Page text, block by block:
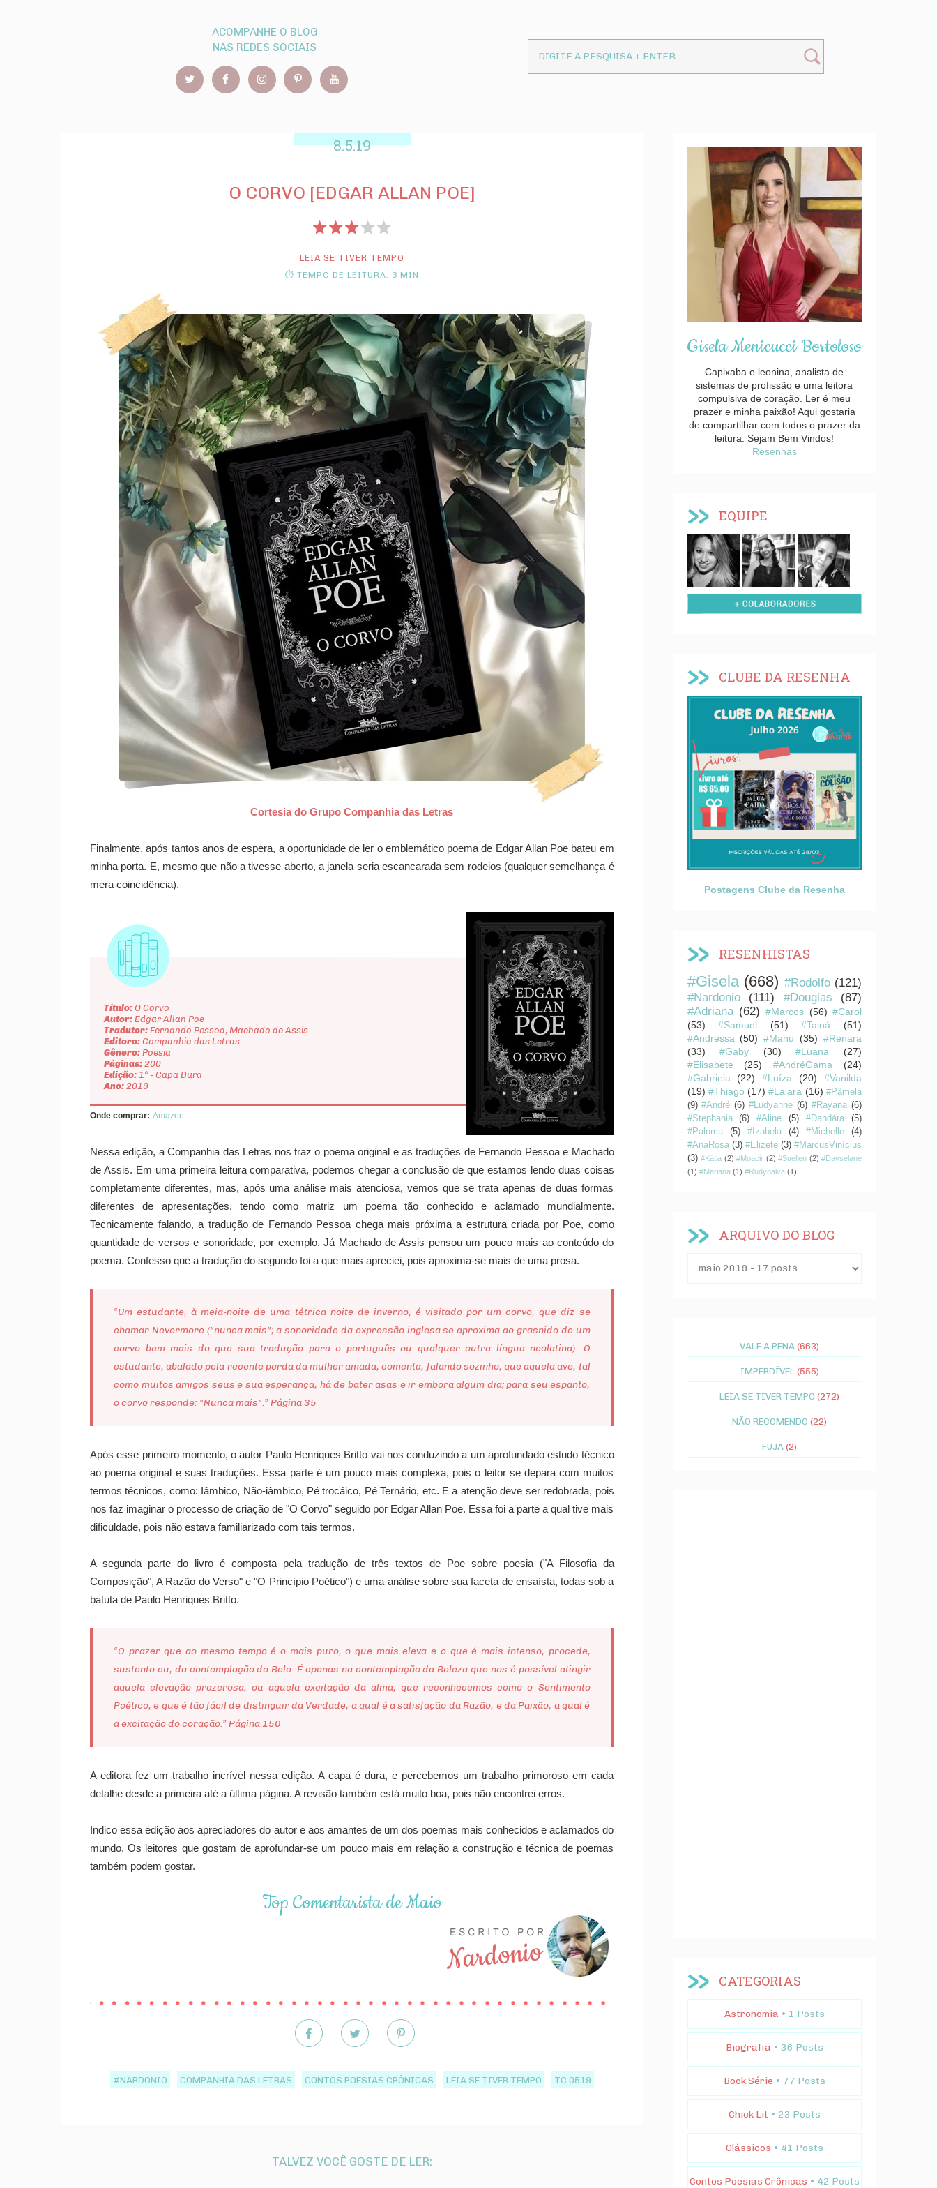
ACOMPANHE O BLOG
NAS REDES SOCIAIS
8.5.19
O CORVO [EDGAR ALLAN POE]
LEIA SE TIVER TEMPO
⏱ TEMPO DE LEITURA: 3 MIN
Cortesia do Grupo Companhia das Letras
Finalmente, após tantos anos de espera, a oportunidade de ler o emblemático poema de Edgar Allan Poe bateu em
minha porta. E, mesmo que não a tivesse aberto, a janela seria escancarada sem rodeios (qualquer semelhança é
mera coincidência).
Título:O Corvo
Autor:Edgar Allan Poe
Tradutor:Fernando Pessoa, Machado de Assis
Editora:Companhia das Letras
Gênero:Poesia
Páginas:200
Edição:1ª - Capa Dura
Ano:2019
Onde comprar: Amazon
Nessa edição, a Companhia das Letras nos traz o poema original e as traduções de Fernando Pessoa e Machado
de Assis. Em uma primeira leitura comparativa, podemos chegar a conclusão de que estamos lendo duas coisas
completamente diferentes, mas, após uma análise mais atenciosa, vemos que se trata apenas de duas formas
diferentes de apresentações, tendo como matriz um poema tão conhecido e aclamado mundialmente.
Tecnicamente falando, a tradução de Fernando Pessoa chega mais próxima a estrutura criada por Poe, como
quantidade de versos e sonoridade, por exemplo. Já Machado de Assis pensou um pouco mais ao conteúdo do
poema. Confesso que a tradução do segundo foi a que mais apreciei, pois aproxima-se mais de uma prosa.
“Um estudante, à meia-noite de uma tétrica noite de inverno, é visitado por um corvo, que diz se
chamar Nevermore ("nunca mais"; a sonoridade da expressão inglesa se aproxima ao grasnido de um
corvo bem mais do que sua tradução para o português ou qualquer outra língua neolatina). O
estudante, abalado pela recente perda da mulher amada, comenta, falando sozinho, que aquela ave, tal
como muitos amigos seus e sua esperança, há de bater asas e ir embora algum dia; para seu espanto,
o corvo responde: "Nunca mais".” Página 35
Após esse primeiro momento, o autor Paulo Henriques Britto vai nos conduzindo a um aprofundado estudo técnico
ao poema original e suas traduções. Essa parte é um pouco mais complexa, pois o leitor se depara com muitos
termos técnicos, como: Iâmbico, Não-iâmbico, Pé trocáico, Pé Ternário, etc. E a atenção deve ser redobrada, pois
nos faz imaginar o processo de criação de "O Corvo" seguido por Edgar Allan Poe. Essa foi a parte a qual tive mais
dificuldade, pois não estava familiarizado com tais termos.
A segunda parte do livro é composta pela tradução de três textos de Poe sobre poesia ("A Filosofia da
Composição", A Razão do Verso" e "O Princípio Poético") e uma análise sobre sua faceta de ensaísta, todas sob a
batuta de Paulo Henriques Britto.
“O prazer que ao mesmo tempo é o mais puro, o que mais eleva e o que é mais intenso, procede,
sustento eu, da contemplação do Belo. É apenas na contemplação da Beleza que nos é possível atingir
aquela elevação prazerosa, ou aquela excitação da alma, que reconhecemos como o Sentimento
Poético, e que é tão fácil de distinguir da Verdade, a qual é a satisfação da Razão, e da Paixão, a qual é
a excitação do coração.” Página 150
A editora fez um trabalho incrível nessa edição. A capa é dura, e percebemos um trabalho primoroso em cada
detalhe desde a primeira até a última página. A revisão também está muito boa, pois não encontrei erros.
Indico essa edição aos apreciadores do autor e aos amantes de um dos poemas mais conhecidos e aclamados do
mundo. Os leitores que gostam de aprofundar-se um pouco mais em relação a construção e técnica de poemas
também podem gostar.
Top Comentarista de Maio
#NARDONIO COMPANHIA DAS LETRAS CONTOS POESIAS CRÔNICAS LEIA SE TIVER TEMPO TC 0519
TALVEZ VOCÊ GOSTE DE LER:
Gisela Menicucci Bortoloso
Capixaba e leonina, analista de
sistemas de profissão e uma leitora
compulsiva de coração. Ler é meu
prazer e minha paixão! Aqui gostaria
de compartilhar com todos o prazer da
leitura. Sejam Bem Vindos!
Resenhas
EQUIPE
CLUBE DA RESENHA
Postagens Clube da Resenha
RESENHISTAS
#Gisela (668) #Rodolfo (121)
#Nardonio
(111) #Douglas
(87)
#Adriana (62) #Marcos (56) #Carol
(53)
#Samuel (51) #Tainá
(51)
#Andressa (50) #Manu (35) #Renara
(33)
#Gaby (30) #Luana
(27)
#Elisabete
(25) #AndréGama
(24)
#Gabriela
(22) #Luíza (20)
#Vanilda
(19) #Thiago (17) #Laiara (16) #Pâmela
(9) #André (6) #Ludyanne (6) #Rayana (6)
#Stephania
(6) #Aline (5) #Dandára
(5)
#Paloma
(5) #Izabela (4) #Michelle
(4)
#AnaRosa (3) #Elizete (3) #MarcusVinícius
(3) #Kátia (2) #Moacir (2) #Suellen (2) #Dayselane
(1) #Mariana (1) #Rudynalva (1)
ARQUIVO DO BLOG
VALE A PENA (663)
IMPERDÍVEL (555)
LEIA SE TIVER TEMPO (272)
NÃO RECOMENDO (22)
FUJA (2)
CATEGORIAS
Astronomia • 1 Posts
Biografia • 36 Posts
Book Série • 77 Posts
Chick Lit • 23 Posts
Clássicos • 41 Posts
Contos Poesias Crônicas • 42 Posts